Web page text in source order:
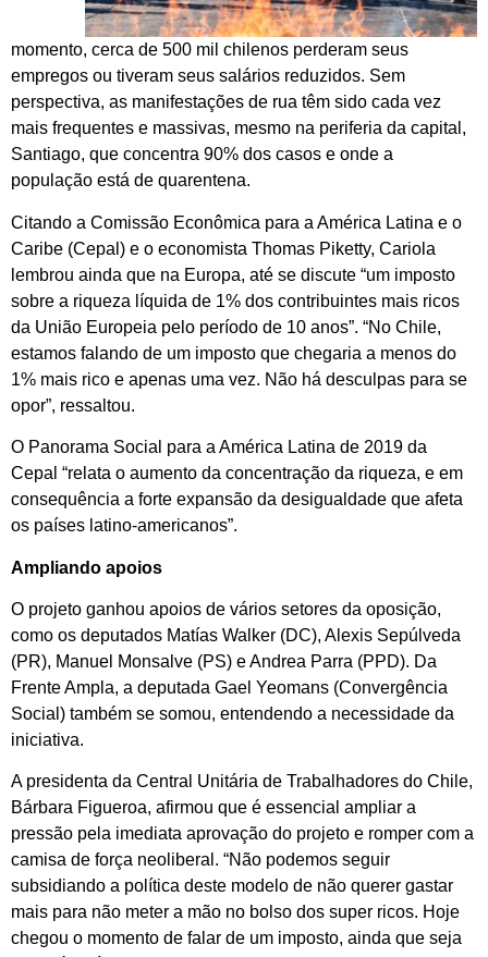
momento, cerca de 500 mil chilenos perderam seus
empregos ou tiveram seus salários reduzidos. Sem
perspectiva, as manifestações de rua têm sido cada vez
mais frequentes e massivas, mesmo na periferia da capital,
Santiago, que concentra 90% dos casos e onde a
população está de quarentena.
Citando a Comissão Econômica para a América Latina e o
Caribe (Cepal) e o economista Thomas Piketty, Cariola
lembrou ainda que na Europa, até se discute “um imposto
sobre a riqueza líquida de 1% dos contribuintes mais ricos
da União Europeia pelo período de 10 anos”. “No Chile,
estamos falando de um imposto que chegaria a menos do
1% mais rico e apenas uma vez. Não há desculpas para se
opor”, ressaltou.
O Panorama Social para a América Latina de 2019 da
Cepal “relata o aumento da concentração da riqueza, e em
consequência a forte expansão da desigualdade que afeta
os países latino-americanos”.
Ampliando apoios
O projeto ganhou apoios de vários setores da oposição,
como os deputados Matías Walker (DC), Alexis Sepúlveda
(PR), Manuel Monsalve (PS) e Andrea Parra (PPD). Da
Frente Ampla, a deputada Gael Yeomans (Convergência
Social) também se somou, entendendo a necessidade da
iniciativa.
A presidenta da Central Unitária de Trabalhadores do Chile,
Bárbara Figueroa, afirmou que é essencial ampliar a
pressão pela imediata aprovação do projeto e romper com a
camisa de força neoliberal. “Não podemos seguir
subsidiando a política deste modelo de não querer gastar
mais para não meter a mão no bolso dos super ricos. Hoje
chegou o momento de falar de um imposto, ainda que seja